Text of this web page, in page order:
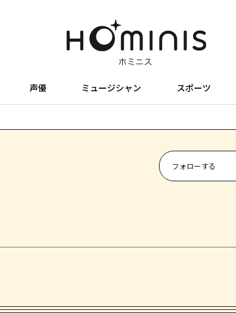
声優 ミュージシャン スポーツ
フォローする